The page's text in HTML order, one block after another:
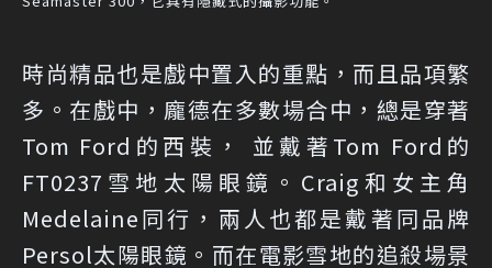
時尚精品也是戲中置入的重點，而且品項繁
多。在戲中，龐德在多數場合中，總是穿著
Tom Ford的西裝， 並戴著Tom Ford的
FT0237雪地太陽眼鏡。Craig和女主角
Medelaine同行，兩人也都是戴著同品牌
Persol太陽眼鏡。而在電影雪地的追殺場景